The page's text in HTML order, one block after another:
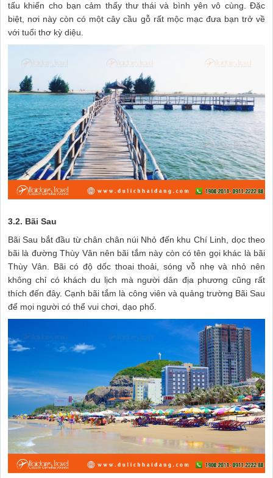
tấu khiến cho bạn cảm thấy thư thái và bình yên vô cùng. Đặc
biệt, nơi này còn có một cây cầu gỗ rất mộc mạc đưa bạn trở về
với tuổi thơ kỳ diệu.
3.2. Bãi Sau
Bãi Sau bắt đầu từ chân chân núi Nhỏ đến khu Chí Linh, dọc theo
bãi là đường Thùy Vân nên bãi tắm này còn có tên gọi khác là bãi
Thùy Vân. Bãi có độ dốc thoai thoải, sóng vỗ nhẹ và nhỏ nên
không chỉ có khách du lịch mà người dân địa phương cũng rất
thích đến đây. Cạnh bãi tắm là công viên và quảng trường Bãi Sau
để mọi người có thể vui chơi, dạo phố.